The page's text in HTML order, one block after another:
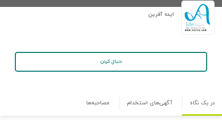
ایده آفرین
دنبال کردن
در یک نگاه آگهی‌های استخدام مصاحبه‌ها